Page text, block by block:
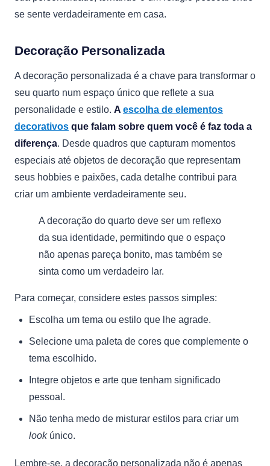
se sente verdadeiramente em casa.
Decoração Personalizada
A decoração personalizada é a chave para transformar o
seu quarto num espaço único que reflete a sua
personalidade e estilo. A escolha de elementos
decorativos que falam sobre quem você é faz toda a
diferença. Desde quadros que capturam momentos
especiais até objetos de decoração que representam
seus hobbies e paixões, cada detalhe contribui para
criar um ambiente verdadeiramente seu.
A decoração do quarto deve ser um reflexo
da sua identidade, permitindo que o espaço
não apenas pareça bonito, mas também se
sinta como um verdadeiro lar.
Para começar, considere estes passos simples:
Escolha um tema ou estilo que lhe agrade.
Selecione uma paleta de cores que complemente o
tema escolhido.
Integre objetos e arte que tenham significado
pessoal.
Não tenha medo de misturar estilos para criar um
lookúnico.
Lembre-se, a decoração personalizada não é apenas